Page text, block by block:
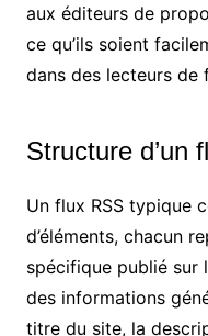
aux éditeurs de
ce qu’ils soient
dans des lecteurs de
Structure d’un
Un flux RSS typique
d’éléments, chacun
spécifique publié sur
des informations
titre du site, la